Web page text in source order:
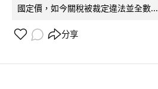
國定價，如今關稅被裁定違法並全數...
分享